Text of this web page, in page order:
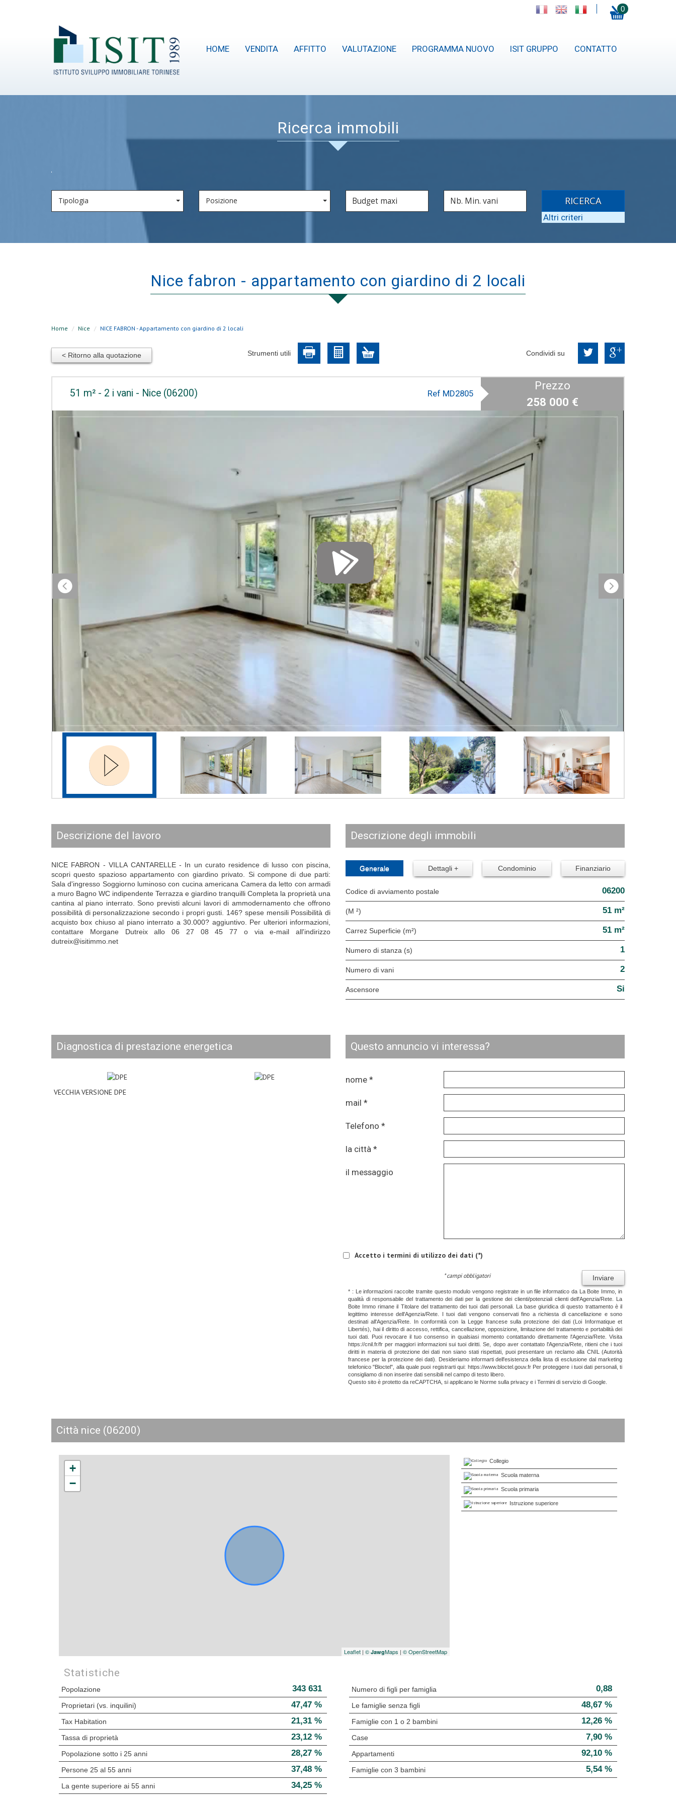
0
HOME VENDITA AFFITTO VALUTAZIONE PROGRAMMA NUOVO ISIT GRUPPO CONTATTO
ricerca immobili
Tipologia Posizione RICERCA
Altri criteri
nice fabron - appartamento con giardino di 2 locali
Home Nice NICE FABRON - Appartamento con giardino di 2 locali
< Ritorno alla quotazione Strumenti utili Condividi su
51 m² - 2 i vani - Nice (06200) Ref MD2805
Prezzo
258 000 €
descrizione del lavoro
NICE FABRON - VILLA CANTARELLE - In un curato residence di lusso con piscina,
scopri questo spazioso appartamento con giardino privato. Si compone di due parti:
Sala d'ingresso Soggiorno luminoso con cucina americana Camera da letto con armadi
a muro Bagno WC indipendente Terrazza e giardino tranquilli Completa la proprietà una
cantina al piano interrato. Sono previsti alcuni lavori di ammodernamento che offrono
possibilità di personalizzazione secondo i propri gusti. 146? spese mensili Possibilità di
acquisto box chiuso al piano interrato a 30.000? aggiuntivo. Per ulteriori informazioni,
contattare Morgane Dutreix allo 06 27 08 45 77 o via e-mail all'indirizzo
dutreix@isitimmo.net
descrizione degli immobili
Generale Dettagli + Condominio Finanziario
Codice di avviamento postale 06200
(M ²) 51 m²
Carrez Superficie (m²) 51 m²
Numero di stanza (s) 1
numero di vani 2
Ascensore Si
diagnostica di prestazione energetica
VECCHIA VERSIONE DPE
questo annuncio vi interessa?
nome *
mail *
Telefono *
la città *
il messaggio
Accetto i termini di utilizzo dei dati (*)
Inviare
* campi obbligatori
* : Le informazioni raccolte tramite questo modulo vengono registrate in un file informatico da La Boite Immo, in
qualità di responsabile del trattamento dei dati per la gestione dei clienti/potenziali clienti dell'Agenzia/Rete. La
Boite Immo rimane il Titolare del trattamento dei tuoi dati personali. La base giuridica di questo trattamento è il
legittimo interesse dell'Agenzia/Rete. I tuoi dati vengono conservati fino a richiesta di cancellazione e sono
destinati all'Agenzia/Rete. In conformità con la Legge francese sulla protezione dei dati (Loi Informatique et
Libertés), hai il diritto di accesso, rettifica, cancellazione, opposizione, limitazione del trattamento e portabilità dei
tuoi dati. Puoi revocare il tuo consenso in qualsiasi momento contattando direttamente l'Agenzia/Rete. Visita
https://cnil.fr/fr per maggiori informazioni sui tuoi diritti. Se, dopo aver contattato l'Agenzia/Rete, ritieni che i tuoi
diritti in materia di protezione dei dati non siano stati rispettati, puoi presentare un reclamo alla CNIL (Autorità
francese per la protezione dei dati). Desideriamo informarti dell'esistenza della lista di esclusione dal marketing
telefonico "Bloctel", alla quale puoi registrarti qui: https://www.bloctel.gouv.fr Per proteggere i tuoi dati personali, ti
consigliamo di non inserire dati sensibili nel campo di testo libero.
Questo sito è protetto da reCAPTCHA, si applicano le Norme sulla privacy e i Termini di servizio di Google.
città nice (06200)
+
−
Leaflet | © JawgMaps | © OpenStreetMap
Collegio
Scuola materna
Scuola primaria
Istruzione superiore
Statistiche
Popolazione 343 631
Proprietari (vs. inquilini) 47,47 %
Tax Habitation 21,31 %
Tassa di proprietà 23,12 %
Popolazione sotto i 25 anni 28,27 %
Persone 25 al 55 anni 37,48 %
La gente superiore ai 55 anni 34,25 %
Numero di figli per famiglia 0,88
Le famiglie senza figli 48,67 %
Famiglie con 1 o 2 bambini 12,26 %
Case 7,90 %
Appartamenti 92,10 %
Famiglie con 3 bambini 5,54 %